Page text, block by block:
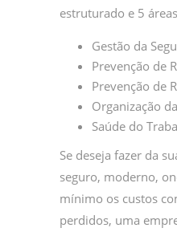
estruturado e 5
Gestão da
Prevenção de
Prevenção de
Organização
Saúde do
Se deseja fazer da
seguro, moderno,
mínimo os custos
perdidos, uma